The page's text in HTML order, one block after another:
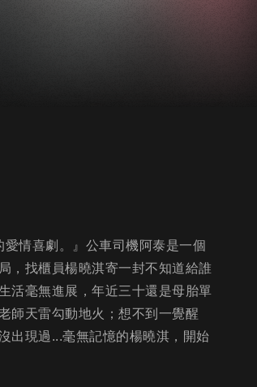
情喜劇。』公車司機阿泰是一個
，找櫃員楊曉淇寄一封不知道給誰
活毫無進展，年近三十還是母胎單
師天雷勾動地火；想不到一覺醒
出現過...毫無記憶的楊曉淇，開始